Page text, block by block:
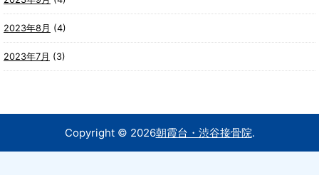
2023年8月 (4)
2023年7月 (3)
Copyright © 2026朝霞台・渋谷接骨院.